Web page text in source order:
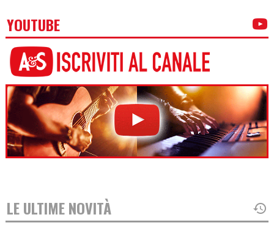
YOUTUBE
LE ULTIME NOVITÀ